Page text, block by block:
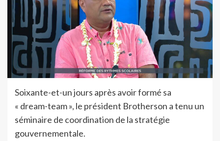
Soixante-et-un jours après avoir formé sa
« dream-team », le président Brotherson a tenu un
séminaire de coordination de la stratégie
gouvernementale.